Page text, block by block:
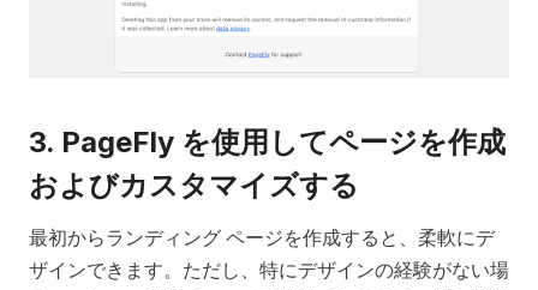
3. PageFly を使用してページを作成
およびカスタマイズする
最初からランディング ページを作成すると、柔軟にデ
ザインできます。ただし、特にデザインの経験がない場